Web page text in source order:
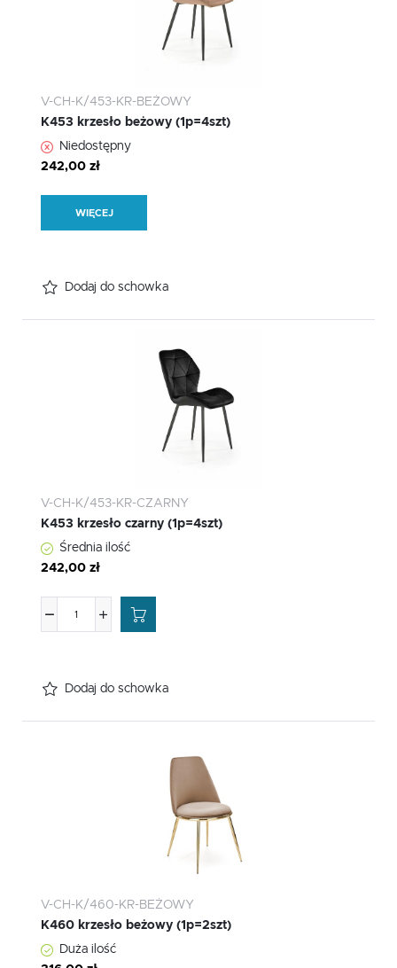
V-CH-K/453-KR-BEŻOWY
K453 krzesło beżowy (1p=4szt)
Niedostępny
242,00 zł
WIĘCEJ
Dodaj do schowka
V-CH-K/453-KR-CZARNY
K453 krzesło czarny (1p=4szt)
Średnia ilość
242,00 zł
Dodaj do schowka
V-CH-K/460-KR-BEŻOWY
K460 krzesło beżowy (1p=2szt)
Duża ilość